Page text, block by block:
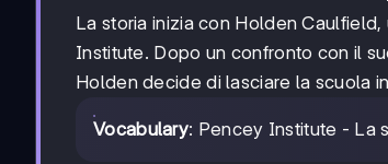
La storia inizia con Holden
Institute. Dopo un confronto con il
Holden decide di lasciare la scuola
Vocabulary: Pencey Institute - La